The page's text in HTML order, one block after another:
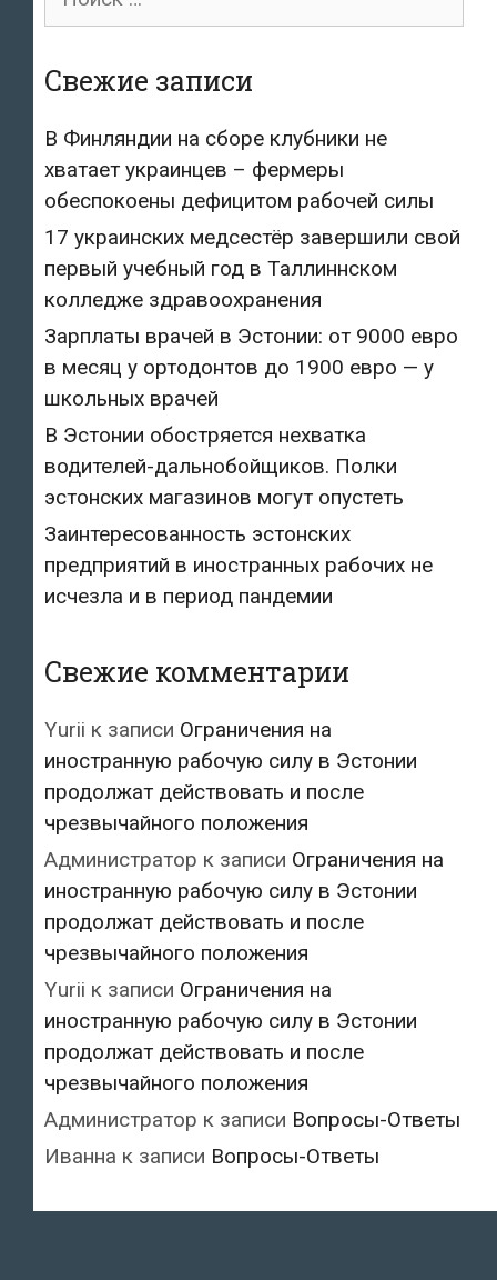
Свежие записи
В Финляндии на сборе клубники не
хватает украинцев – фермеры
обеспокоены дефицитом рабочей силы
17 украинских медсестёр завершили свой
первый учебный год в Таллиннском
колледже здравоохранения
Зарплаты врачей в Эстонии: от 9000 евро
в месяц у ортодонтов до 1900 евро — у
школьных врачей
В Эстонии обостряется нехватка
водителей-дальнобойщиков. Полки
эстонских магазинов могут опустеть
Заинтересованность эстонских
предприятий в иностранных рабочих не
исчезла и в период пандемии
Свежие комментарии
Yurii к записи Ограничения на
иностранную рабочую силу в Эстонии
продолжат действовать и после
чрезвычайного положения
Администратор к записи Ограничения на
иностранную рабочую силу в Эстонии
продолжат действовать и после
чрезвычайного положения
Yurii к записи Ограничения на
иностранную рабочую силу в Эстонии
продолжат действовать и после
чрезвычайного положения
Администратор к записи Вопросы-Ответы
Иванна к записи Вопросы-Ответы